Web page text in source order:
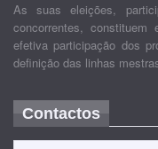
As suas eleições,
concorrentes,
efetiva participação dos
definição das linhas
Contactos